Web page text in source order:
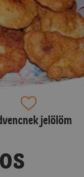
jelölöm